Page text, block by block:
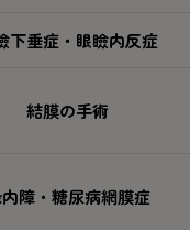
下垂症・眼瞼内反症
結膜の手術
障・糖尿病網膜症